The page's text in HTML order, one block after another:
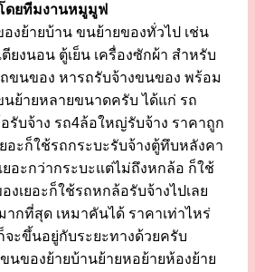
ดยทีมงานหมูมูฟ
ย้ายบ้าน ขนย้ายของทั่วไป เช่น
ยงนอน ตู้เย็น เครื่องซักผ้า สำหรับ
ขนของ หารถรับจ้างขนของ พร้อม
นย้ายหลายขนาดครับ ได้แก่ รถ
รับจ้าง รถ4ล้อใหญ่รับจ้าง ราคาถูก
ะก็ใช้รถกระบะรับจ้างตู้ทึบหลังคา
อะกว่ากระบะแต่ไม่ถึงหกล้อ ก็ใช้
เยอะก็ใช้รถหกล้อรับจ้างไปเลย
กที่สุด เหมาคันได้ ราคาเท่าไหร่
ะขึ้นอยู่กับระยะทางด้วยครับ
ของย้ายบ้านย้ายหอย้ายห้องย้าย